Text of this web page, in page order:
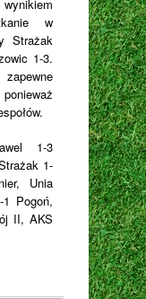
w
Strażak
1-3.
1-3
1-
Unia
Pogoń,
II, AKS